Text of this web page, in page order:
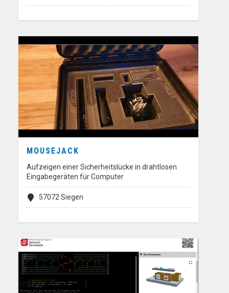
MOUSEJACK
Aufzeigen einer Sicherheitslücke in drahtlosen
Eingabegeräten für Computer
57072 Siegen